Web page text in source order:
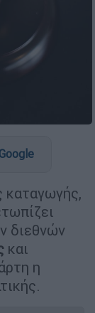
καταγωγής,
διεθνών
και
η